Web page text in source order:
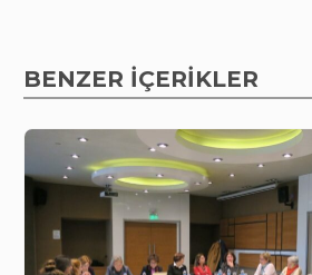
BENZER İÇERİKLER